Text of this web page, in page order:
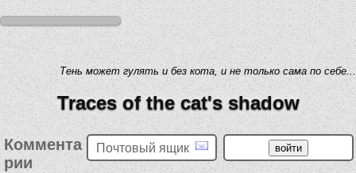
Тень может гулять и без кота, и не только сама по себе...
Traces of the cat's shadow
Почтовый ящик
Коммента
рии